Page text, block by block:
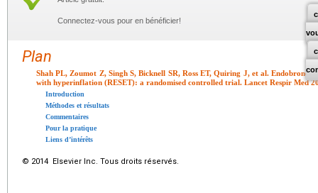
Connectez-vous pour en bénéficier!
Plan
Shah PL, Zoumot Z, Singh S, Bicknell SR, Ross ET, Quiring J, et al.
with hyperinflation (RESET): a randomised controlled trial. Lancet Respir Med
Introduction
Méthodes et résultats
Commentaires
Pour la pratique
Liens d’intérêts
© 2014 Elsevier Inc. Tous droits réservés.